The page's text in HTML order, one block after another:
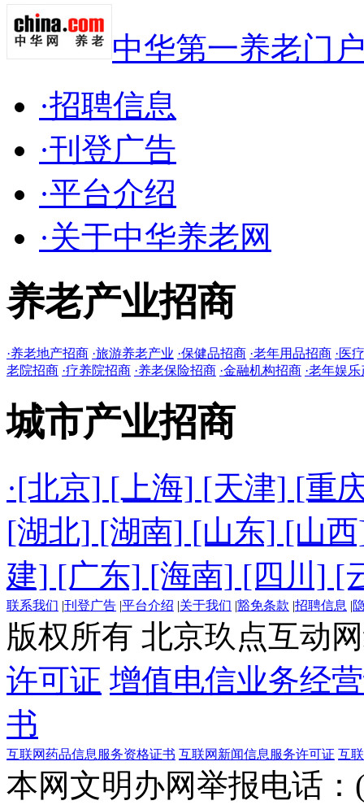
中华第一养老门
·招聘信息
·刊登广告
·平台介绍
·关于中华养老网
养老产业招商
·养老地产招商 ·旅游养老产业 ·保健品招商 ·老年用品招商 ·医
老院招商 ·疗养院招商 ·养老保险招商 ·金融机构招商 ·老年娱
城市产业招商
·[北京] [上海] [天津] [重
[湖北] [湖南] [山东] [山
建] [广东] [海南] [四川] [
联系我们 |刊登广告 |平台介绍 |关于我们 |豁免条款 |招聘信息 |
版权所有 北京玖点互动
许可证 增值电信业务经
书
互联网药品信息服务资格证书 互联网新闻信息服务许可证 互
本网文明办网举报电话